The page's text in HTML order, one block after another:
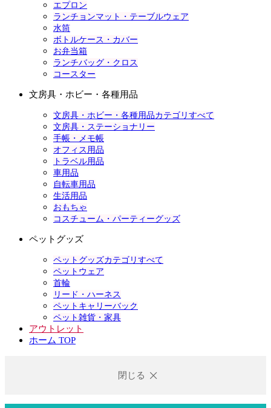
エプロン
ランチョンマット・テーブルウェア
水筒
ボトルケース・カバー
お弁当箱
ランチバッグ・クロス
コースター
文房具・ホビー・各種用品
文房具・ホビー・各種用品カテゴリすべて
文房具・ステーショナリー
手帳・メモ帳
オフィス用品
トラベル用品
車用品
自転車用品
生活用品
おもちゃ
コスチューム・パーティーグッズ
ペットグッズ
ペットグッズカテゴリすべて
ペットウェア
首輪
リード・ハーネス
ペットキャリーバック
ペット雑貨・家具
アウトレット
ホーム TOP
閉じる